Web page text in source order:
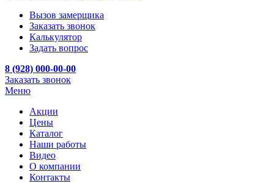
Вызов замерщика
Заказать звонок
Калькулятор
Задать вопрос
8 (928) 000-00-00
Заказать звонок
Меню
Акции
Цены
Каталог
Наши работы
Видео
О компании
Контакты